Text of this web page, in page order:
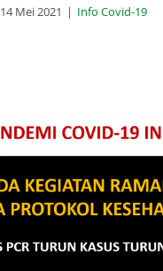
14 Mei 2021 | Info Covid-19